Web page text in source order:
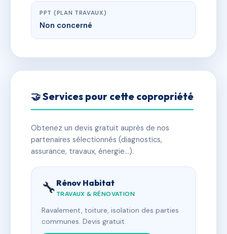
PPT (PLAN TRAVAUX)
Non concerné
🤝 Services pour cette copropriété
Obtenez un devis gratuit auprès de nos
partenaires sélectionnés (diagnostics,
assurance, travaux, énergie…).
🔧 Rénov Habitat
TRAVAUX & RÉNOVATION
Ravalement, toiture, isolation des parties
communes. Devis gratuit.